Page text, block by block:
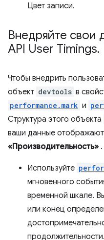
Цвет записи.
Внедряйте
API User Timings.
Чтобы внедрить
объект devtools в
performance.mark и
Структура этого объекта
ваши данные
«Производительность» .
Используйте
мгновенного
временной шкале.
или конец